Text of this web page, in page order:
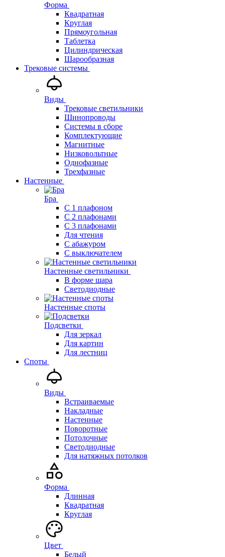
Форма
Квадратная
Круглая
Прямоугольная
Таблетка
Цилиндрическая
Шарообразная
Трековые системы
Виды
Трековые светильники
Шинопроводы
Системы в сборе
Комплектующие
Магнитные
Низковольтные
Однофазные
Трехфазные
Настенные
Бра
С 1 плафоном
С 2 плафонами
С 3 плафонами
Для чтения
С абажуром
С выключателем
Настенные светильники
В форме шара
Светодиодные
Настенные споты
Подсветки
Для зеркал
Для картин
Для лестниц
Споты
Виды
Встраиваемые
Накладные
Настенные
Поворотные
Потолочные
Светодиодные
Для натяжных потолков
Форма
Длинная
Квадратная
Круглая
Цвет
Белый